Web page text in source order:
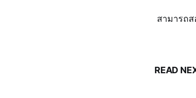
สามารถ
READ